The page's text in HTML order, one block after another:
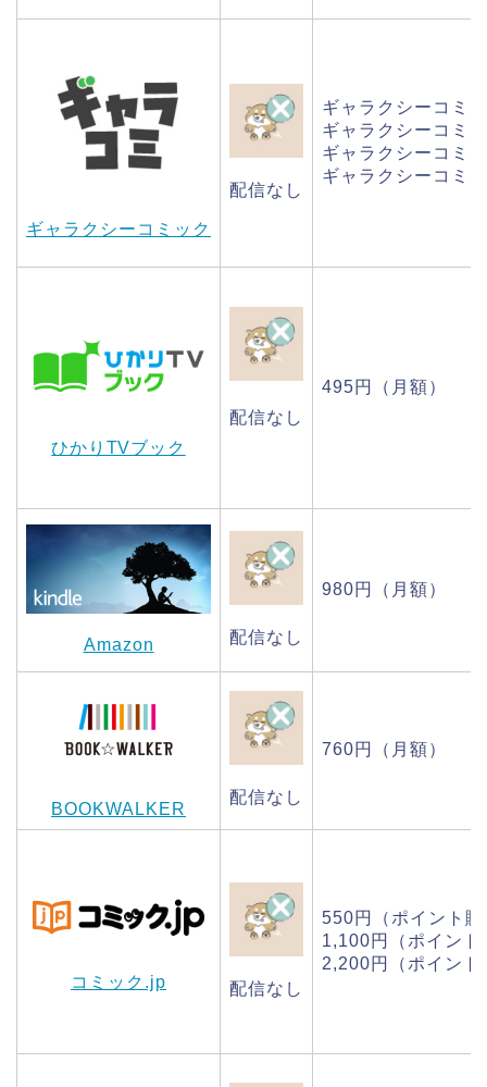
ギャラクシーコミック
配信なし
ギャラクシーコミ
ギャラクシーコミ
ギャラクシーコミ
ギャラクシーコミ
ひかりTVブック
配信なし
495円（月額）
Amazon 配信なし
980円（月額）
BOOKWALKER
配信なし
760円（月額）
コミック.jp 配信なし
550円（ポイント購
1,100円（ポイント
2,200円（ポイント